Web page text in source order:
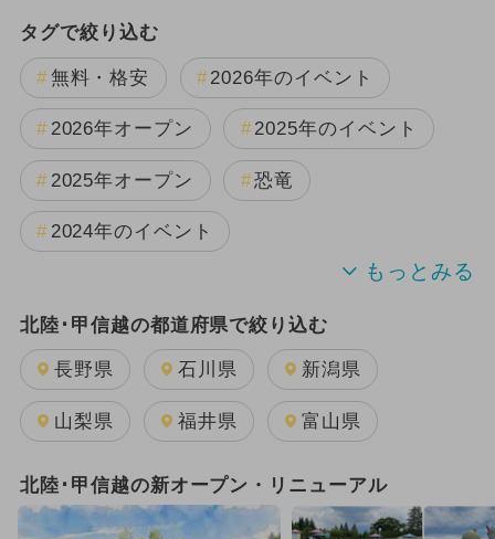
タグで絞り込む
無料・格安 2026年のイベント
2026年オープン 2025年のイベント
2025年オープン 恐竜
2024年のイベント
夏休み 日帰り
2025年8月のイベント
GW(ゴールデンウィーク)
2024年7月のイベント
北陸･甲信越の都道府県で絞り込む
長野県 石川県 新潟県
山梨県 福井県 富山県
北陸･甲信越の新オープン・リニューアル